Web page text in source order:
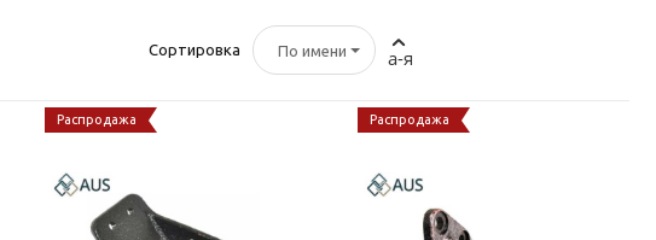
Сортировка По имени а-я
Распродажа Распродажа